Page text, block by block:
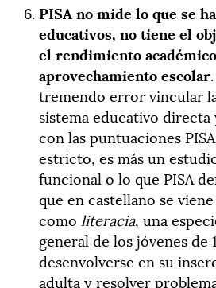
PISA no mide lo que se
educativos, no tiene el
el rendimiento
aprovechamiento escolar
tremendo error vincular
sistema educativo
con las puntuaciones
estricto, es más un
funcional o lo que PISA
que en castellano se
como literacia, una
general de los jóvenes de
desenvolverse en su
adulta y resolver